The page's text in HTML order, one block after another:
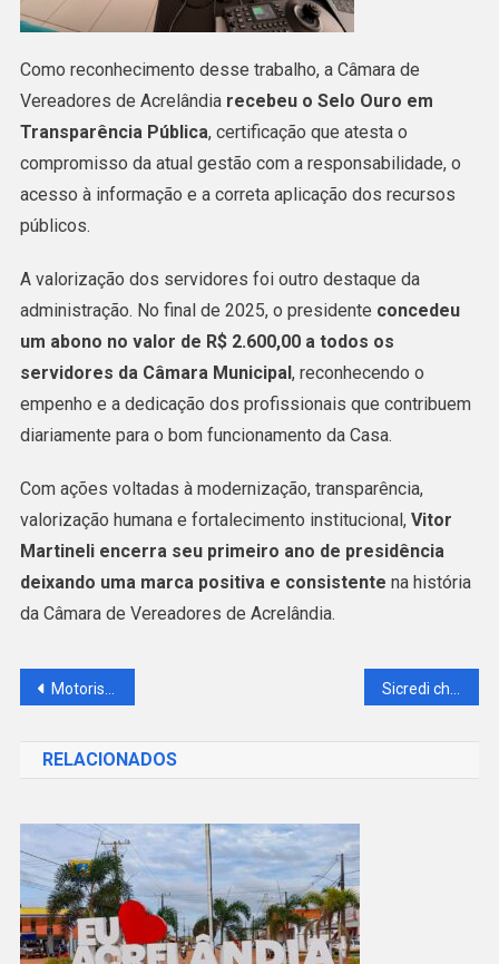
Como reconhecimento desse trabalho, a Câmara de
Vereadores de Acrelândia recebeu o Selo Ouro em
Transparência Pública, certificação que atesta o
compromisso da atual gestão com a responsabilidade, o
acesso à informação e a correta aplicação dos recursos
públicos.
A valorização dos servidores foi outro destaque da
administração. No final de 2025, o presidente concedeu
um abono no valor de R$ 2.600,00 a todos os
servidores da Câmara Municipal , reconhecendo o
empenho e a dedicação dos profissionais que contribuem
diariamente para o bom funcionamento da Casa.
Com ações voltadas à modernização, transparência,
valorização humana e fortalecimento institucional, Vitor
Martineli encerra seu primeiro ano de presidência
deixando uma marca positiva e consistente na história
da Câmara de Vereadores de Acrelândia.
Navegação
Post
Motorista perde controle de carro e capota na AC-475, em Acrelândia Sicredi chega a 10 milhões de associados em todo o Brasil
RELACIONADOS